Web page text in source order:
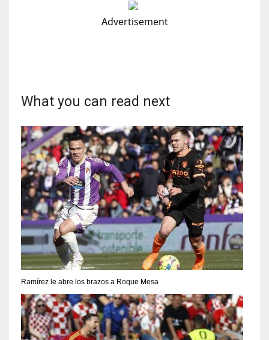
Advertisement
What you can read next
Ramírez le abre los brazos a Roque Mesa